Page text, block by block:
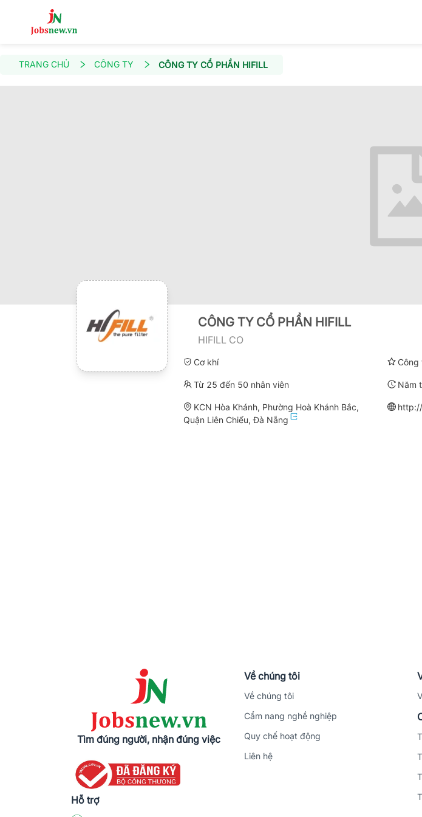
TRANG CHỦ CÔNG TY CÔNG TY CỔ PHẦN HIFILL
CÔNG TY CỔ PHẦN HIFILL
HIFILL CO
Cơ khí Công
Từ 25 đến 50 nhân viên Năm
KCN Hòa Khánh, Phường Hoà Khánh Bắc,
Quận Liên Chiểu, Đà Nẵng
Tìm đúng người, nhận đúng việc
Hỗ trợ
Về chúng tôi
Về chúng tôi
Cẩm nang nghề nghiệp
Quy chế hoạt động
Liên hệ